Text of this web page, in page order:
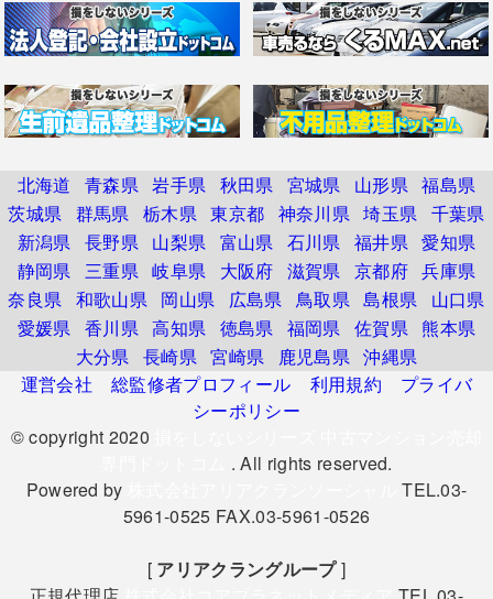
北海道 青森県 岩手県 秋田県 宮城県 山形県 福島県
茨城県 群馬県 栃木県 東京都 神奈川県 埼玉県 千葉県
新潟県 長野県 山梨県 富山県 石川県 福井県 愛知県
静岡県 三重県 岐阜県 大阪府 滋賀県 京都府 兵庫県
奈良県 和歌山県 岡山県 広島県 鳥取県 島根県
山口県
愛媛県 香川県 高知県 徳島県 福岡県 佐賀県 熊本県
大分県 長崎県 宮崎県 鹿児島県 沖縄県
運営会社
総監修者プロフィール 利用規約
プライバ
シーポリシー
© copyright 2020
. All rights reserved.
Powered by
TEL.03-
5961-0525 FAX.03-5961-0526
[ アリアクラングループ]